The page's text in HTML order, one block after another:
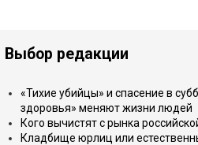
Выбор редакции
«Тихие убийцы» и спасение в
здоровья» меняют жизни людей
Кого вычистят с рынка
Кладбище юрлиц или